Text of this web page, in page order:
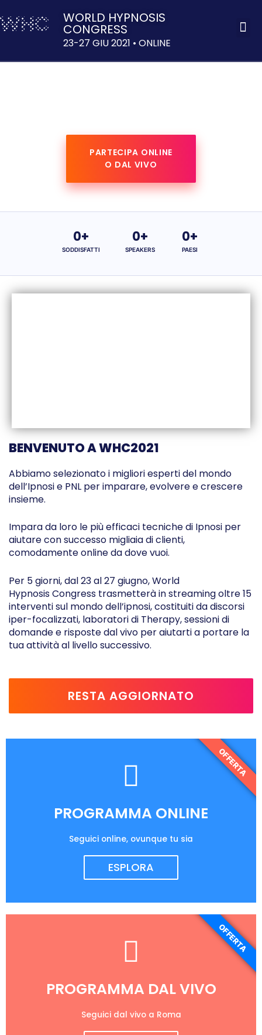
WORLD HYPNOSIS
CONGRESS
23-27 GIU 2021 • ONLINE
PARTECIPA ONLINE
O DAL VIVO
0+
SODDISFATTI
0+
SPEAKERS
0+
PAESI
BENVENUTO A WHC2021
Abbiamo selezionato i migliori esperti del mondo
dell’Ipnosi e PNL per imparare, evolvere e crescere
insieme.
Impara da loro le più efficaci tecniche di Ipnosi per
aiutare con successo migliaia di clienti,
comodamente online da dove vuoi.
Per 5 giorni, dal 23 al 27 giugno, World
HypnosisCongress trasmetterà in streaming oltre 15
interventi sul mondo dell’ipnosi, costituiti da discorsi
iper-focalizzati, laboratori di Therapy, sessioni di
domande e risposte dal vivo per aiutarti a portare la
tua attività al livello successivo.
RESTA AGGIORNATO
PROGRAMMA ONLINE
Seguici online, ovunque tu sia
ESPLORA
OFFERTA
PROGRAMMA DAL VIVO
Seguici dal vivo a Roma
OFFERTA